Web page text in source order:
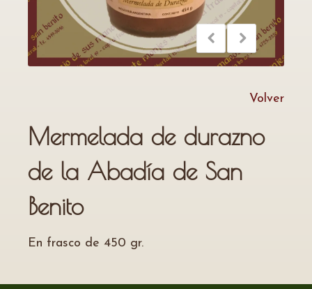
Volver
Mermelada de durazno
de la Abadía de San
Benito
En frasco de 450 gr.